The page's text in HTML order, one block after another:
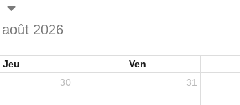
août 2026
Jeu Ven
30 31